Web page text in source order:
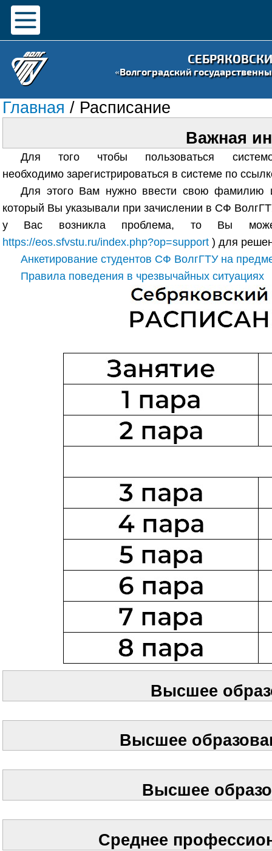
«Волгоградский
Главная / Расписание
Важная
Для того чтобы пользоваться
необходимо зарегистрироваться в системе по
Для этого Вам нужно ввести свою фамилию
который Вы указывали при зачислении в СФ
у Вас возникла проблема, то Вы
https://eos.sfvstu.ru/index.php?op=support ) для
Анкетирование студентов СФ ВолгГТУ на
Правила поведения в чрезвычайных ситуациях
Высшее
Высшее
Высшее
Среднее